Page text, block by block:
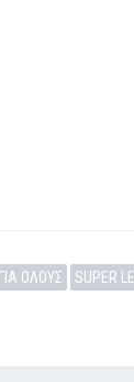
ΟΛΟΥΣ SUPER